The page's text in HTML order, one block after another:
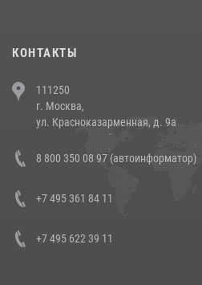
напавших на бригаду скорой помощи
14 июля 2026, 12:20
В Росгвардии прошла военно-научная
боевого опыта
КОНТАКТЫ
111250
г. Москва,
ул. Красноказарменная, д. 9а
8 800 350 08 97 (автоинформатор)
+7 495 361 84 11
+7 495 622 39 11